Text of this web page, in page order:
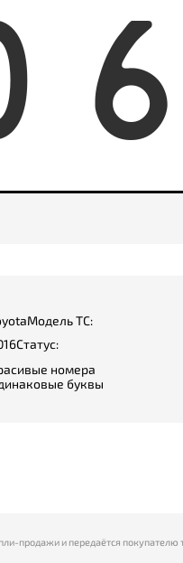
6
Модель ТС:
Статус:
номера
буквы
продажи и передаётся